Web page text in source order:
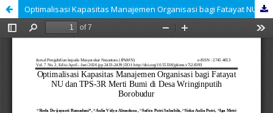
Optimalisasi Kapasitas Manajemen Organisasi bagi Fatayat NU dan TPS-3R Merti Bumi di Desa Wringinputih Borobudur